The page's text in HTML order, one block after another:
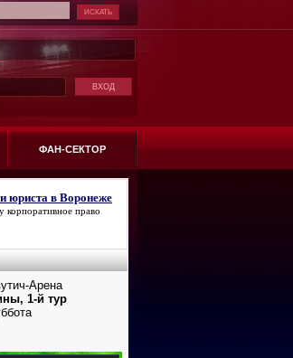
ФАН-СЕКТОР
юриста в Воронеже
корпоративное право
Арена
1-й тур